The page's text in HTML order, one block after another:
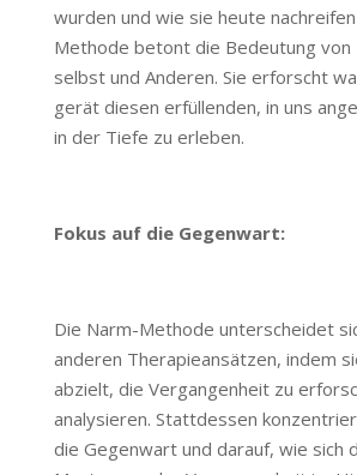
wurden und wie sie heute
Methode betont die Bedeutung von
selbst und Anderen. Sie erforscht
gerät diesen erfüllenden, in uns
in der Tiefe zu erleben.
Fokus auf die Gegenwart:
Die Narm-Methode unterscheidet
anderen Therapieansätzen, indem
abzielt, die Vergangenheit zu
analysieren. Stattdessen
die Gegenwart und darauf, wie sich